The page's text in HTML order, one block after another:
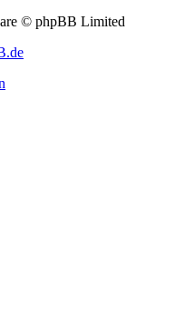
© phpBB Limited